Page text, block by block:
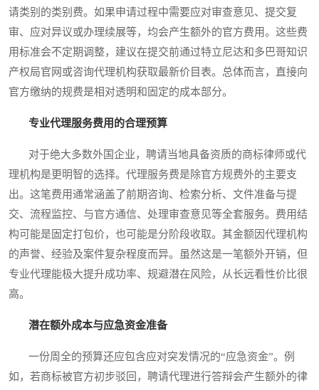
请类别的类别费。如果申请过程中需要应对审查意见、提交复
审、应对异议或办理续展等，均会产生额外的官方费用。这些费
用标准会不定期调整，建议在提交前通过特立尼达和多巴哥知识
产权局官网或咨询代理机构获取最新价目表。总体而言，直接向
官方缴纳的规费是相对透明和固定的成本部分。
专业代理服务费用的合理预算
对于绝大多数外国企业，聘请当地具备资质的商标律师或代
理机构是更明智的选择。代理服务费是除官方规费外的主要支
出。这笔费用通常涵盖了前期咨询、检索分析、文件准备与提
交、流程监控、与官方通信、处理审查意见等全套服务。费用结
构可能是固定打包价，也可能是分阶段收取。其金额因代理机构
的声誉、经验及案件复杂程度而异。虽然这是一笔额外开销，但
专业代理能极大提升成功率、规避潜在风险，从长远看性价比很
高。
潜在额外成本与应急资金准备
一份周全的预算还应包含应对突发情况的“应急资金”。例
如，若商标被官方初步驳回，聘请代理进行答辩会产生额外的律